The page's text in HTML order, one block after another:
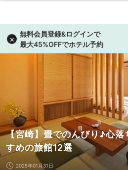
【宮崎】畳でのんびり♪心落
すめの旅館12選
2025年01月31日